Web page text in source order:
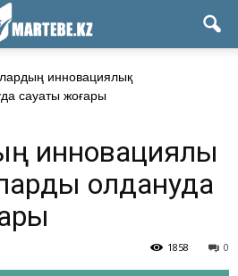
инновациялық
сауаты жоғары
инновациялық
қолдануда
0
1858